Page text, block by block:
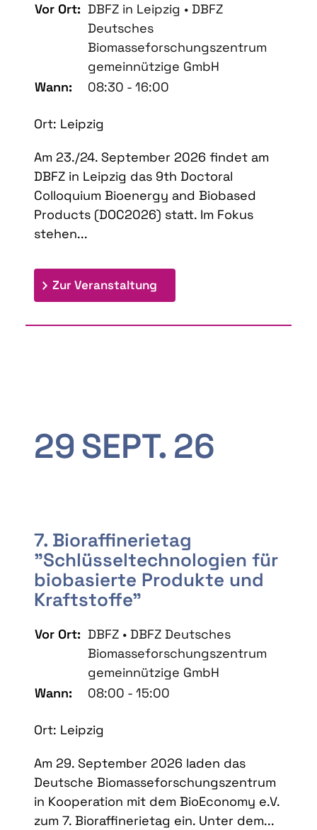
Vor Ort: DBFZ in Leipzig • DBFZ
Deutsches
Biomasseforschungszentrum
gemeinnützige GmbH
Wann:
08:30 - 16:00
Ort: Leipzig
Am 23./24. September 2026 findet am
DBFZ in Leipzig das 9th Doctoral
Colloquium Bioenergy and Biobased
Products (DOC2026) statt. Im Fokus
stehen...
Zur Veranstaltung
29SEPT. 26
7. Bioraffinerietag
"Schlüsseltechnologien für
biobasierte Produkte und
Kraftstoffe"
Vor Ort: DBFZ • DBFZ Deutsches
Biomasseforschungszentrum
gemeinnützige GmbH
Wann:
08:00 - 15:00
Ort: Leipzig
Am 29. September 2026 laden das
Deutsche Biomasseforschungszentrum
in Kooperation mit dem BioEconomy e.V.
zum 7. Bioraffinerietag ein. Unter dem...